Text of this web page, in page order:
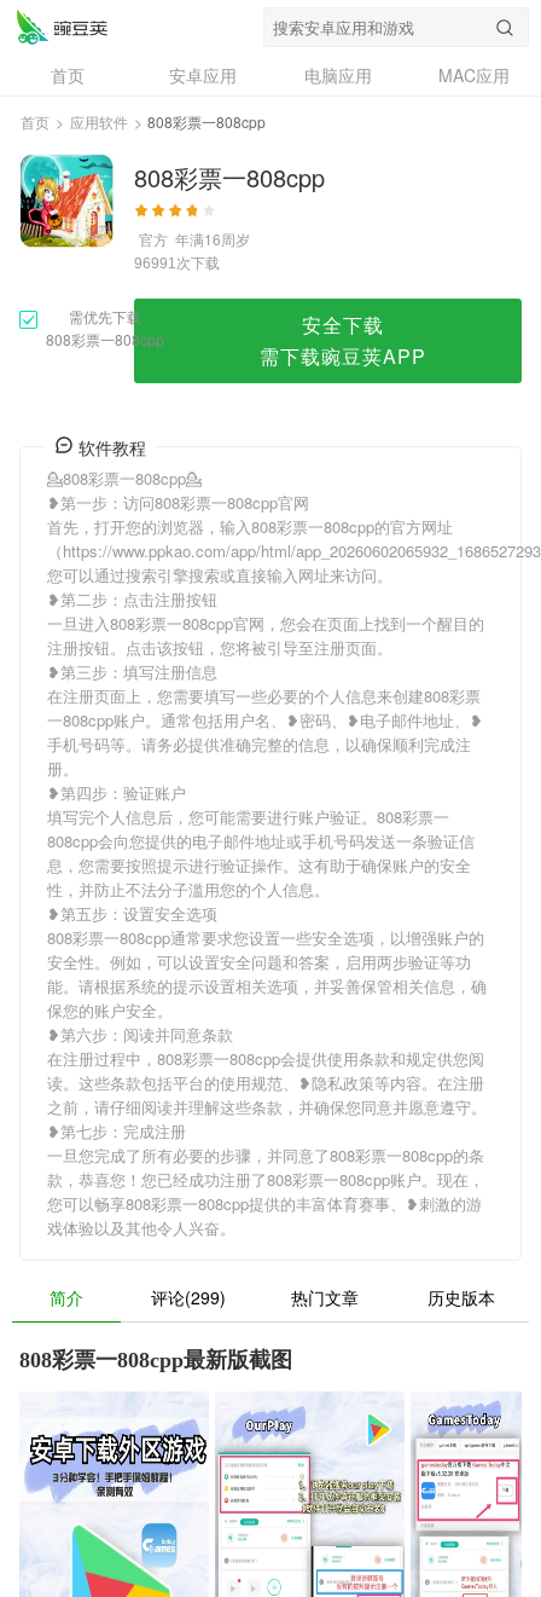
首页 安卓应用 电脑应用
MAC应用
资讯
专题
问答
首页 > 应用软件 > 808彩票一808cpp
808彩票一808cpp
官方 年满16周岁
96991次下载
需优先下载
808彩票一808cpp
安全下载
需下载豌豆荚APP
软件教程
💁808彩票一808cpp💁
❥第一步：访问808彩票一808cpp官网
首先，打开您的浏览器，输入808彩票一808cpp的官方网址
（https://www.ppkao.com/app/html/
您可以通过搜索引擎搜索或直接输入网址来访问。
❥第二步：点击注册按钮
一旦进入808彩票一808cpp官网，您会在页面上找到一个醒目的
注册按钮。点击该按钮，您将被引导至注册页面。
❥第三步：填写注册信息
在注册页面上，您需要填写一些必要的个人信息来创建808彩票
一808cpp账户。通常包括用户名、❥密码、❥电子邮件地址、❥
手机号码等。请务必提供准确完整的信息，以确保顺利完成注
册。
❥第四步：验证账户
填写完个人信息后，您可能需要进行账户验证。808彩票一
808cpp会向您提供的电子邮件地址或手机号码发送一条验证信
息，您需要按照提示进行验证操作。这有助于确保账户的安全
性，并防止不法分子滥用您的个人信息。
❥第五步：设置安全选项
808彩票一808cpp通常要求您设置一些安全选项，以增强账户的
安全性。例如，可以设置安全问题和答案，启用两步验证等功
能。请根据系统的提示设置相关选项，并妥善保管相关信息，确
保您的账户安全。
❥第六步：阅读并同意条款
在注册过程中，808彩票一808cpp会提供使用条款和规定供您阅
读。这些条款包括平台的使用规范、❥隐私政策等内容。在注册
之前，请仔细阅读并理解这些条款，并确保您同意并愿意遵守。
❥第七步：完成注册
一旦您完成了所有必要的步骤，并同意了808彩票一808cpp的条
款，恭喜您！您已经成功注册了808彩票一808cpp账户。现在，
您可以畅享808彩票一808cpp提供的丰富体育赛事、❥刺激的游
戏体验以及其他令人兴奋。
简介 评论(299) 热门文章 历史版本
808彩票一808cpp最新版截图